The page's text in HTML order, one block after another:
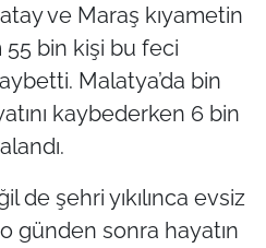
ve Maraş kıyametin
55 bin kişi bu feci
Malatya’da bin
kaybederken 6 bin
de şehri yıkılınca evsiz
o günden sonra hayatın